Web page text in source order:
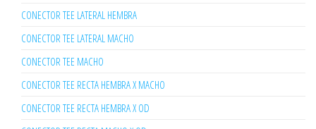
CONECTOR TEE LATERAL HEMBRA
CONECTOR TEE LATERAL MACHO
CONECTOR TEE MACHO
CONECTOR TEE RECTA HEMBRA X MACHO
CONECTOR TEE RECTA HEMBRA X OD